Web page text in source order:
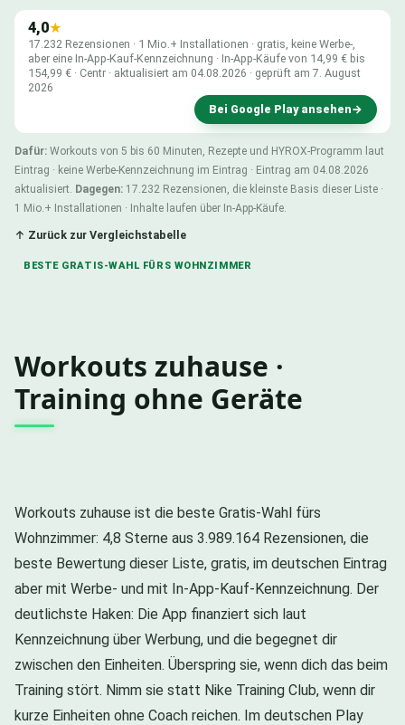
4,0★
17.232 Rezensionen · 1 Mio.+ Installationen · gratis, keine Werbe-,
aber eine In-App-Kauf-Kennzeichnung · In-App-Käufe von 14,99 € bis
154,99 € · Centr · aktualisiert am 04.08.2026 · geprüft am 7. August
2026
Bei Google Play ansehen→
Dafür: Workouts von 5 bis 60 Minuten, Rezepte und HYROX-Programm laut
Eintrag · keine Werbe-Kennzeichnung im Eintrag · Eintrag am 04.08.2026
aktualisiert. Dagegen: 17.232 Rezensionen, die kleinste Basis dieser Liste ·
1 Mio.+ Installationen · Inhalte laufen über In-App-Käufe.
↑ Zurück zur Vergleichstabelle
BESTE GRATIS-WAHL FÜRS WOHNZIMMER
Workouts zuhause ·
Training ohne Geräte
Workouts zuhause ist die beste Gratis-Wahl fürs
Wohnzimmer: 4,8 Sterne aus 3.989.164 Rezensionen, die
beste Bewertung dieser Liste, gratis, im deutschen Eintrag
aber mit Werbe- und mit In-App-Kauf-Kennzeichnung. Der
deutlichste Haken: Die App finanziert sich laut
Kennzeichnung über Werbung, und die begegnet dir
zwischen den Einheiten. Überspring sie, wenn dich das beim
Training stört. Nimm sie statt Nike Training Club, wenn dir
kurze Einheiten ohne Coach reichen. Im deutschen Play